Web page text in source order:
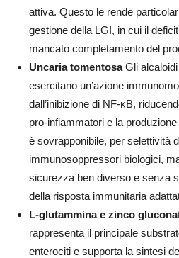
attiva. Questo le rende
gestione della LGI, in cui il
mancato completamento del
Uncaria tomentosaGli alcaloidi
esercitano un’azione
dall’inibizione di NF-κB,
pro-infiammatori e la
è sovrapponibile, per selettività
immunosoppressori biologici,
sicurezza ben diverso e senza
della risposta immunitaria
L-glutammina e zinco
rappresenta il principale
enterociti e supporta la sintesi